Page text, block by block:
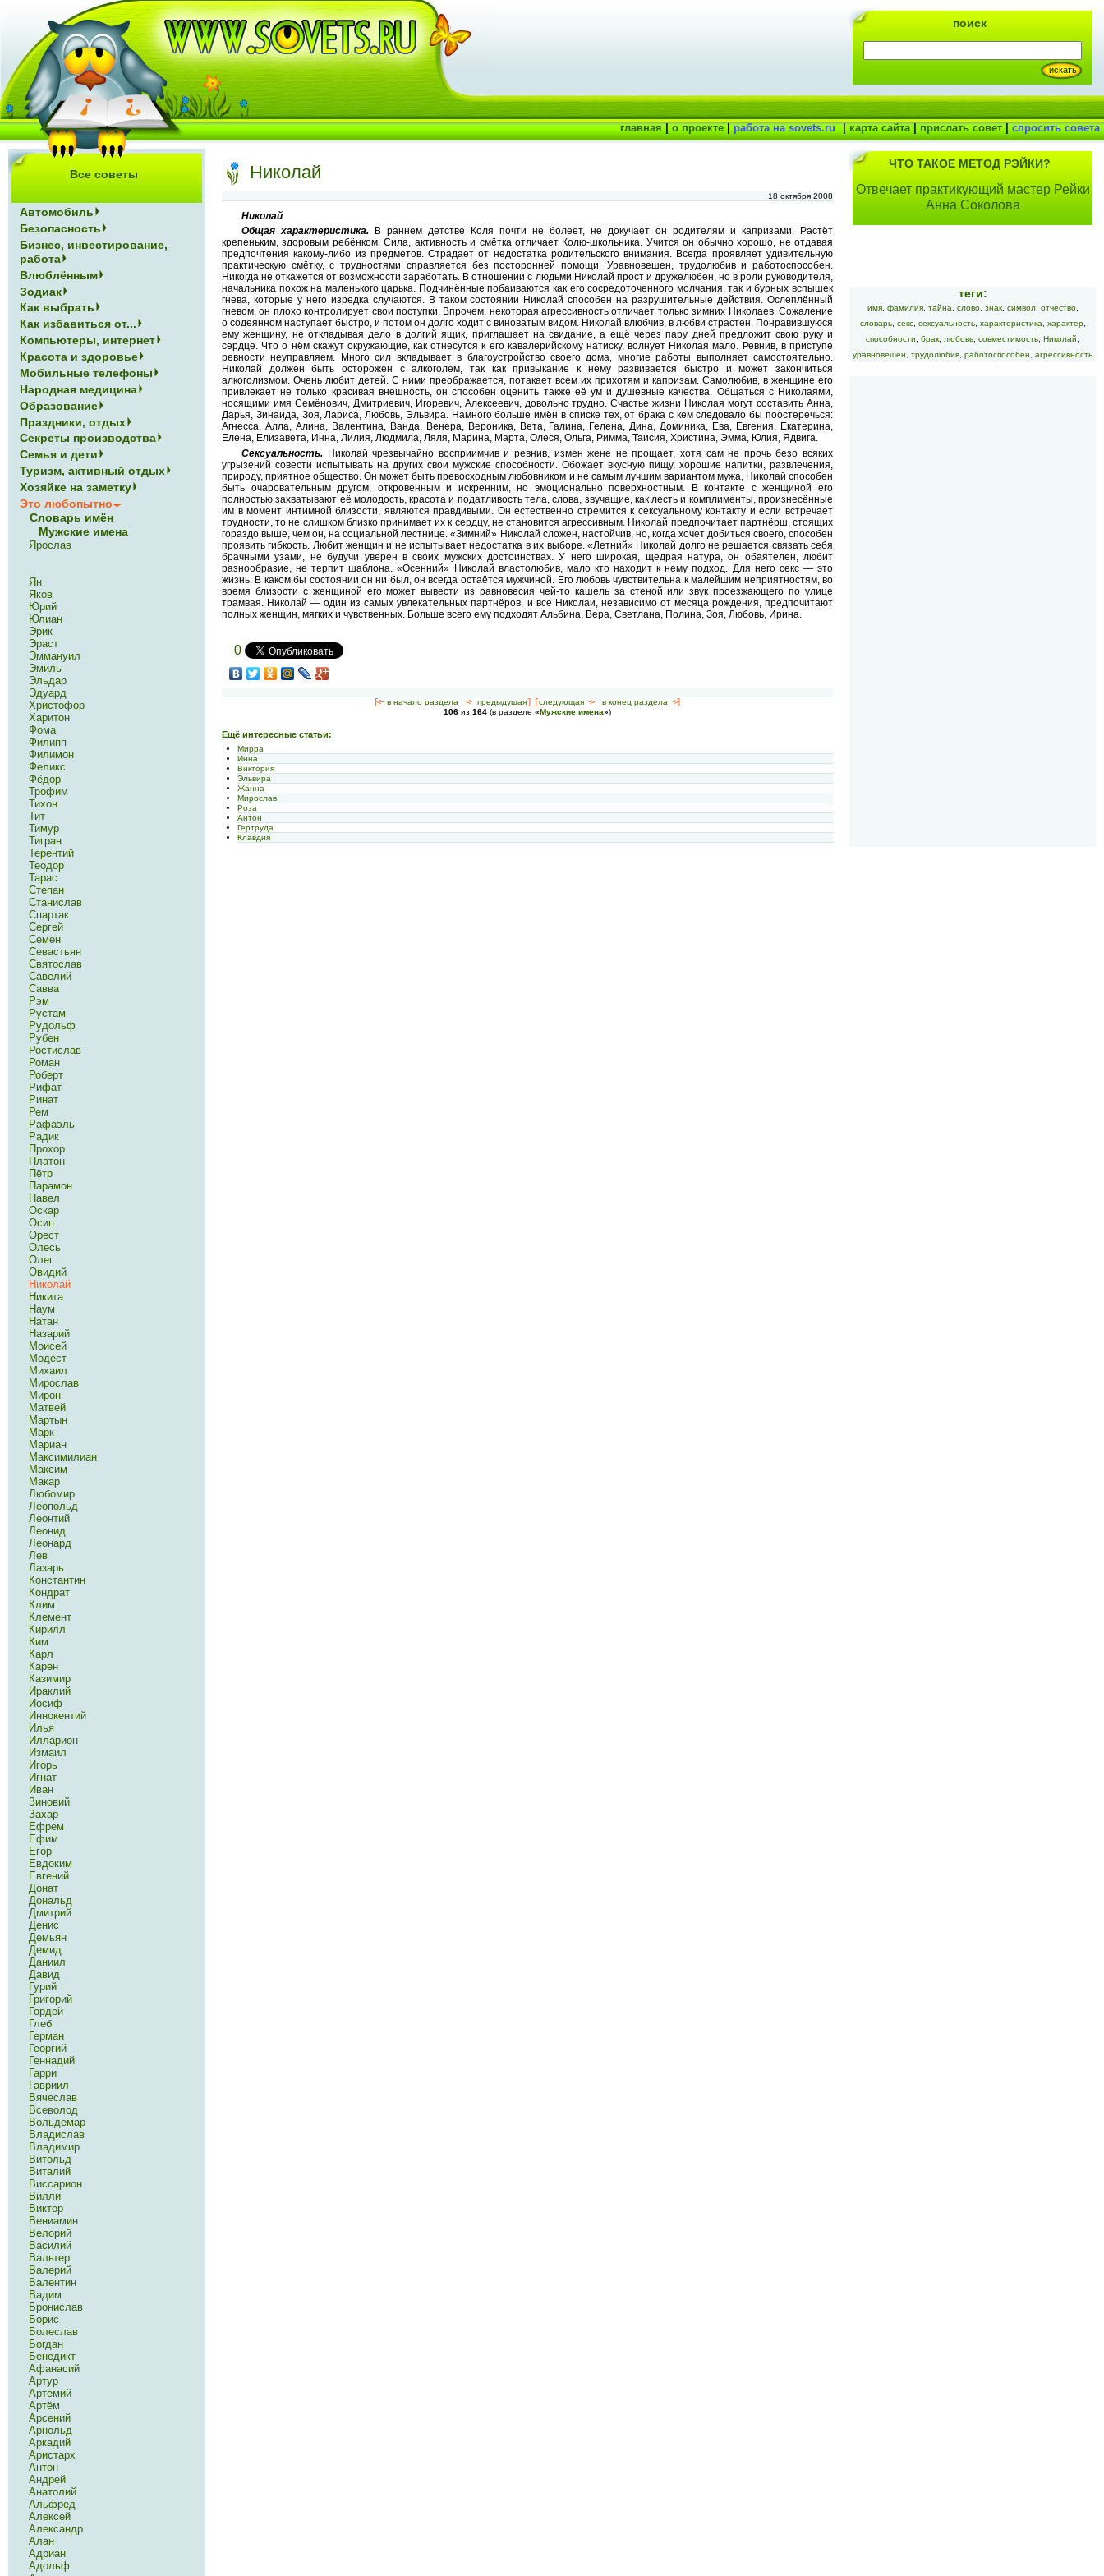
Николай
18 октября 2008
Николай
Общая характеристика. В раннем детстве Коля почти не болеет, не докучает он родителям и капризами. Растёт
крепеньким, здоровым ребёнком. Сила, активность и смётка отличает Колю-школьника. Учится он обычно хорошо, не отдавая
предпочтения какому-либо из предметов. Страдает от недостатка родительского внимания. Всегда проявляет удивительную
практическую смётку, с трудностями справляется без посторонней помощи. Уравновешен, трудолюбив и работоспособен.
Никогда не откажется от возможности заработать. В отношении с людьми Николай прост и дружелюбен, но в роли руководителя,
начальника похож на маленького царька. Подчинённые побаиваются как его сосредоточенного молчания, так и бурных вспышек
гнева, которые у него изредка случаются. В таком состоянии Николай способен на разрушительные действия. Ослеплённый
гневом, он плохо контролирует свои поступки. Впрочем, некоторая агрессивность отличает только зимних Николаев. Сожаление
о содеянном наступает быстро, и потом он долго ходит с виноватым видом. Николай влюбчив, в любви страстен. Понравившуюся
ему женщину, не откладывая дело в долгий ящик, приглашает на свидание, а ещё через пару дней предложит свою руку и
сердце. Что о нём скажут окружающие, как отнесутся к его кавалерийскому натиску, волнует Николая мало. Ревнив, в приступе
ревности неуправляем. Много сил вкладывает в благоустройство своего дома, многие работы выполняет самостоятельно.
Николай должен быть осторожен с алкоголем, так как привыкание к нему развивается быстро и может закончиться
алкоголизмом. Очень любит детей. С ними преображается, потакает всем их прихотям и капризам. Самолюбив, в женщине его
привлекает не только красивая внешность, он способен оценить также её ум и душевные качества. Общаться с Николаями,
носящими имя Семёнович, Дмитриевич, Игоревич, Алексеевич, довольно трудно. Счастье жизни Николая могут составить Анна,
Дарья, Зинаида, Зоя, Лариса, Любовь, Эльвира. Намного больше имён в списке тех, от брака с кем следовало бы поостеречься:
Агнесса, Алла, Алина, Валентина, Ванда, Венера, Вероника, Вета, Галина, Гелена, Дина, Доминика, Ева, Евгения, Екатерина,
Елена, Елизавета, Инна, Лилия, Людмила, Ляля, Марина, Марта, Олеся, Ольга, Римма, Таисия, Христина, Эмма, Юлия, Ядвига.
Сексуальность. Николай чрезвычайно восприимчив и ревнив, измен жене не прощает, хотя сам не прочь безо всяких
угрызений совести испытывать на других свои мужские способности. Обожает вкусную пищу, хорошие напитки, развлечения,
природу, приятное общество. Он может быть превосходным любовником и не самым лучшим вариантом мужа, Николай способен
быть очаровательным другом, откровенным и искренним, но эмоционально поверхностным. В контакте с женщиной его
полностью захватывают её молодость, красота и податливость тела, слова, звучащие, как лесть и комплименты, произнесённые
им в момент интимной близости, являются правдивыми. Он естественно стремится к сексуальному контакту и если встречает
трудности, то не слишком близко принимает их к сердцу, не становится агрессивным. Николай предпочитает партнёрш, стоящих
гораздо выше, чем он, на социальной лестнице. «Зимний» Николай сложен, настойчив, но, когда хочет добиться своего, способен
проявить гибкость. Любит женщин и не испытывает недостатка в их выборе. «Летний» Николай долго не решается связать себя
брачными узами, не будучи уверен в своих мужских достоинствах. У него широкая, щедрая натура, он обаятелен, любит
разнообразие, не терпит шаблона. «Осенний» Николай властолюбив, мало кто находит к нему подход. Для него секс — это
жизнь. В каком бы состоянии он ни был, он всегда остаётся мужчиной. Его любовь чувствительна к малейшим неприятностям, во
время близости с женщиной его может вывести из равновесия чей-то кашель за стеной или звук проезжающего по улице
трамвая. Николай — один из самых увлекательных партнёров, и все Николаи, независимо от месяца рождения, предпочитают
полных женщин, мягких и чувственных. Больше всего ему подходят Альбина, Вера, Светлана, Полина, Зоя, Любовь, Ирина.
0
[<— в начало раздела <- предыдущая] [ следующая -> в конец раздела ->]
106 из 164 (в разделе «Мужские имена»)
Ещё интересные статьи:
Мирра
Инна
Виктория
Эльвира
Жанна
Мирослав
Роза
Антон
Гертруда
Клавдия
Все советы
Автомобиль
Безопасность
Бизнес, инвестирование,
работа
Влюблённым
Зодиак
Как выбрать
Как избавиться от...
Компьютеры, интернет
Красота и здоровье
Мобильные телефоны
Народная медицина
Образование
Праздники, отдых
Секреты производства
Семья и дети
Туризм, активный отдых
Хозяйке на заметку
Это любопытно
Словарь имён
Мужские имена
Ярослав
Ян
Яков
Юрий
Юлиан
Эрик
Эраст
Эммануил
Эмиль
Эльдар
Эдуард
Христофор
Харитон
Фома
Филипп
Филимон
Феликс
Фёдор
Трофим
Тихон
Тит
Тимур
Тигран
Терентий
Теодор
Тарас
Степан
Станислав
Спартак
Сергей
Семён
Севастьян
Святослав
Савелий
Савва
Рэм
Рустам
Рудольф
Рубен
Ростислав
Роман
Роберт
Рифат
Ринат
Рем
Рафаэль
Радик
Прохор
Платон
Пётр
Парамон
Павел
Оскар
Осип
Орест
Олесь
Олег
Овидий
Николай
Никита
Наум
Натан
Назарий
Моисей
Модест
Михаил
Мирослав
Мирон
Матвей
Мартын
Марк
Мариан
Максимилиан
Максим
Макар
Любомир
Леопольд
Леонтий
Леонид
Леонард
Лев
Лазарь
Константин
Кондрат
Клим
Клемент
Кирилл
Ким
Карл
Карен
Казимир
Ираклий
Иосиф
Иннокентий
Илья
Илларион
Измаил
Игорь
Игнат
Иван
Зиновий
Захар
Ефрем
Ефим
Егор
Евдоким
Евгений
Донат
Дональд
Дмитрий
Денис
Демьян
Демид
Даниил
Давид
Гурий
Григорий
Гордей
Глеб
Герман
Георгий
Геннадий
Гарри
Гавриил
Вячеслав
Всеволод
Вольдемар
Владислав
Владимир
Витольд
Виталий
Виссарион
Вилли
Виктор
Вениамин
Велорий
Василий
Вальтер
Валерий
Валентин
Вадим
Бронислав
Борис
Болеслав
Богдан
Бенедикт
Афанасий
Артур
Артемий
Артём
Арсений
Арнольд
Аркадий
Аристарх
Антон
Андрей
Анатолий
Альфред
Алексей
Александр
Алан
Адриан
Адольф
ЧТО ТАКОЕ МЕТОД РЭЙКИ?
Отвечает практикующий мастер Рейки
Анна Соколова
теги:
имя, фамилия, тайна слово, знак, символ, отчество,
словарь, секс, сексуальность, характеристика характер,
способности
брак любовь совместимость Николай
уравновешен
трудолюбив работоспособен агрессивность
поиск
главная|о проекте|работа на sovets.ru |карта сайта|прислать совет|спросить совета